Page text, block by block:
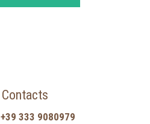
Contacts
+39 333 9080979